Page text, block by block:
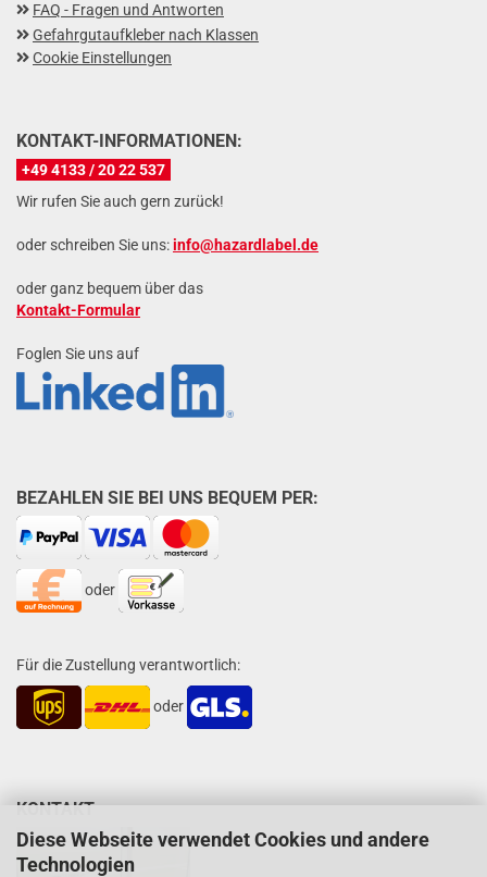
Diese Webseite verwendet Cookies und andere
Technologien
FAQ - Fragen und Antworten
Gefahrgutaufkleber nach Klassen
Cookie Einstellungen
KONTAKT-INFORMATIONEN:
+49 4133 / 20 22 537
Wir rufen Sie auch gern zurück!
oder schreiben Sie uns:info@hazardlabel.de
oder ganz bequem über das
Kontakt-Formular
Foglen Sie uns auf
BEZAHLEN SIE BEI UNS BEQUEM PER:
oder
Für die Zustellung verantwortlich:
oder
KONTAKT